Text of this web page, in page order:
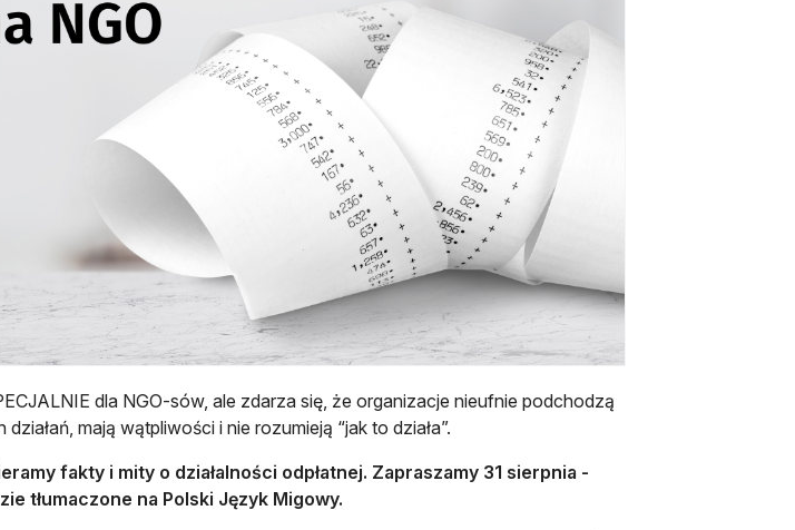
dla NGO-sów, ale zdarza się, że organizacje nieufnie podchodzą
mają wątpliwości i nie rozumieją “jak to działa”.
fakty i mity o działalności odpłatnej. Zapraszamy 31 sierpnia -
tłumaczone na Polski Język Migowy.